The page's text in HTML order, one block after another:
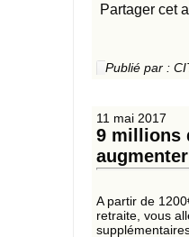
Partager cet
Publié par :
11 mai 2017
9 millions
A partir de
retraite, vous